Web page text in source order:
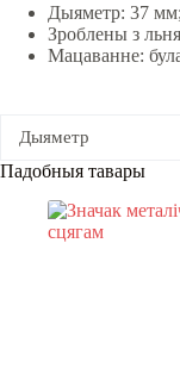
Дыяметр: 37 мм;
Зроблены з
Мацаванне:
Дыяметр
Падобныя тавары